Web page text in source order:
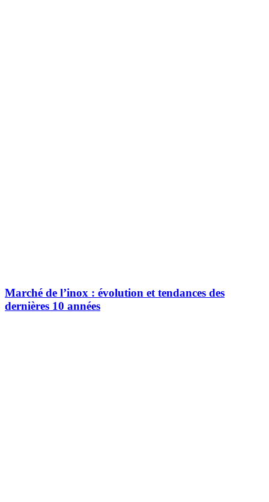
Marché de l’inox : évolution et tendances des
dernières 10 années